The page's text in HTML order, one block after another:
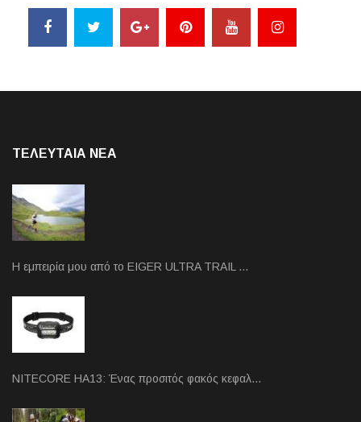
ΤΕΛΕΥΤΑΙΑ NEA
Η εμπειρία μου από το EIGER ULTRA TRAIL …
NITECORE HA13: Ένας προσιτός φακός κεφαλ…